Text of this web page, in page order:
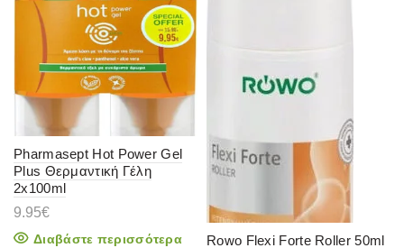
Pharmasept Hot Power Gel
Plus Θερμαντική Γέλη
2x100ml
9.95€
Διαβάστε περισσότερα
Rowo Flexi Forte Roller 50ml